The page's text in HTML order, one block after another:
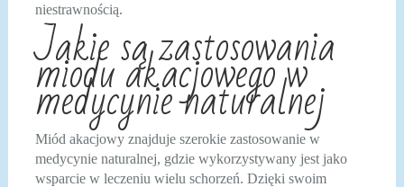
niestrawnością.
Jakie są zastosowania
miodu akacjowego w
medycynie naturalnej
Miód akacjowy znajduje szerokie zastosowanie w
medycynie naturalnej, gdzie wykorzystywany jest jako
wsparcie w leczeniu wielu schorzeń. Dzięki swoim